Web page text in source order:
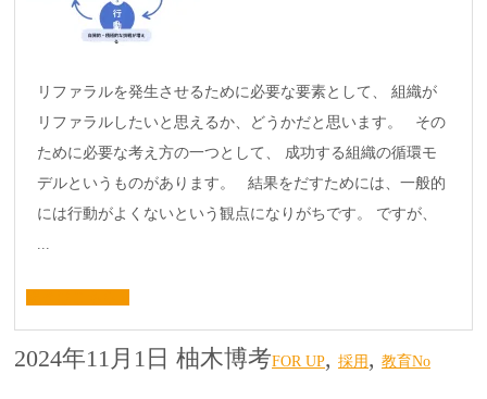
リファラルを発生させるために必要な要素として、 組織が
リファラルしたいと思えるか、どうかだと思います。 その
ために必要な考え方の一つとして、 成功する組織の循環モ
デルというものがあります。 結果をだすためには、一般的
には行動がよくないという観点になりがちです。 ですが、
2024年11月1日 柚木博考FOR UP, 採用 , 教育No